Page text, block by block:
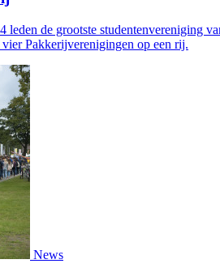
leden de grootste
Pakkerijverenigingen op een rij.
News